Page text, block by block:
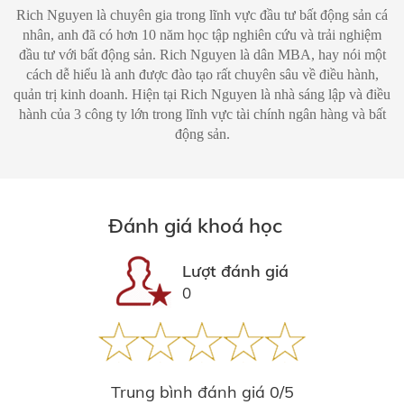
Rich Nguyen là chuyên gia trong lĩnh vực đầu tư bất động sản cá
nhân, anh đã có hơn 10 năm học tập nghiên cứu và trải nghiệm
đầu tư với bất động sản. Rich Nguyen là dân MBA, hay nói một
cách dễ hiểu là anh được đào tạo rất chuyên sâu về điều hành,
quản trị kinh doanh. Hiện tại Rich Nguyen là nhà sáng lập và điều
hành của 3 công ty lớn trong lĩnh vực tài chính ngân hàng và bất
động sản.
Đánh giá khoá học
Lượt đánh giá
0
Trung bình đánh giá 0/5